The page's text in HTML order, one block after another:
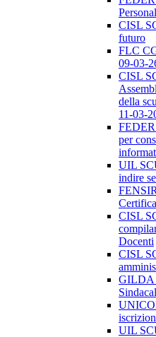
CISL
futuro
FLC
09-03-
CISL
della
11-03-
per
UIL
indire
CISL
Docenti
CISL
GILDA
UIL